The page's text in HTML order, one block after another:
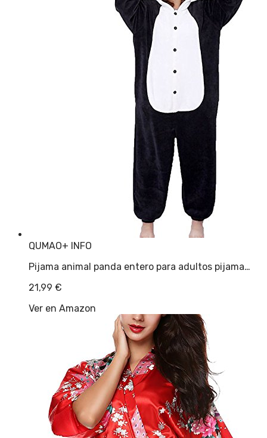
QUMAO+ INFO
Pijama animal panda entero para adultos pijama…
21,99 €
Ver en Amazon